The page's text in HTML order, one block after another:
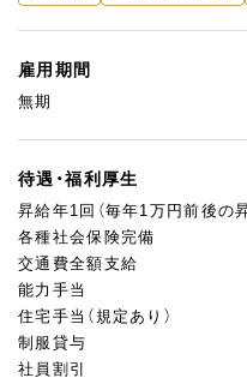
雇用期間
無期
待遇・福利厚生
昇給年1回（毎年1万円前後の
各種社会保険完備
交通費全額支給
能力手当
住宅手当（規定あり）
制服貸与
社員割引